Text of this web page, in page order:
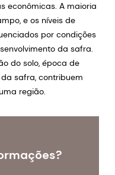
econômicas. A maioria
e os níveis de
por condições
da safra.
do solo, época de
safra, contribuem
região.